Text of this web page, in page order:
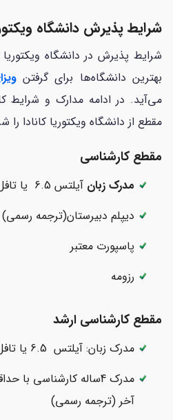
شرایط پذیرش دانشگاه
شرایط پذیرش در دانشگاه
بهترین دانشگاه‌ها برای گرفتن
می‌آید. در ادامه مدارک و شرایط
مقطع از دانشگاه ویکتوریا کانادا
مقطع کارشناسی
مدرک زبان آیلتس 6.5 یا تافل 90
دیپلم دبیرستان(ترجمه رسمی)
پاسپورت معتبر
رزومه
مقطع کارشناسی ارشد
مدرک زبان: آیلتس 6.5 یا تافل 90
آخر (ترجمه رسمی)